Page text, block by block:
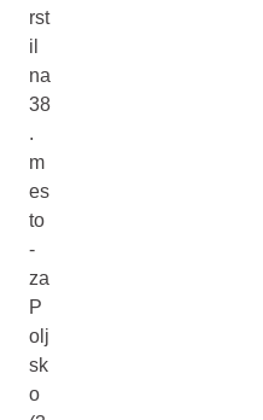
rst
il
na
38
.
m
es
to
-
za
P
olj
sk
o